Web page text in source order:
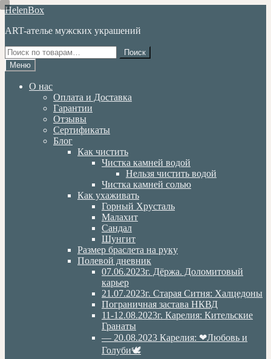
Перейти
навигации
Перейти
содержимому
HelenBox
ART-ателье мужских украшений
Искать:
Поиск
Меню
О нас
Оплата и Доставка
Гарантии
Отзывы
Сертификаты
Блог
Как чистить
Чистка камней водой
Нельзя чистить водой
Чистка камней солью
Как ухаживать
Горный Хрусталь
Малахит
Сандал
Шунгит
Размер браслета на руку
Полевой дневник
07.06.2023г. Дёржа. Доломитовый
карьер
21.07.2023г. Старая Ситня: Халцедоны
Пограничная застава НКВД
11-12.08.2023г. Карелия: Кительские
Гранаты
— 20.08.2023 Карелия: ❤Любовь и
Голуби🕊